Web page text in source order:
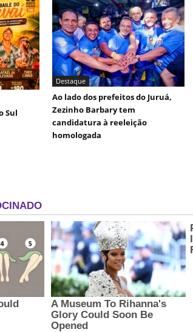
Sul
Destaque
Ao lado dos prefeitos do Juruá,
Zezinho Barbary tem
candidatura à reeleição
homologada